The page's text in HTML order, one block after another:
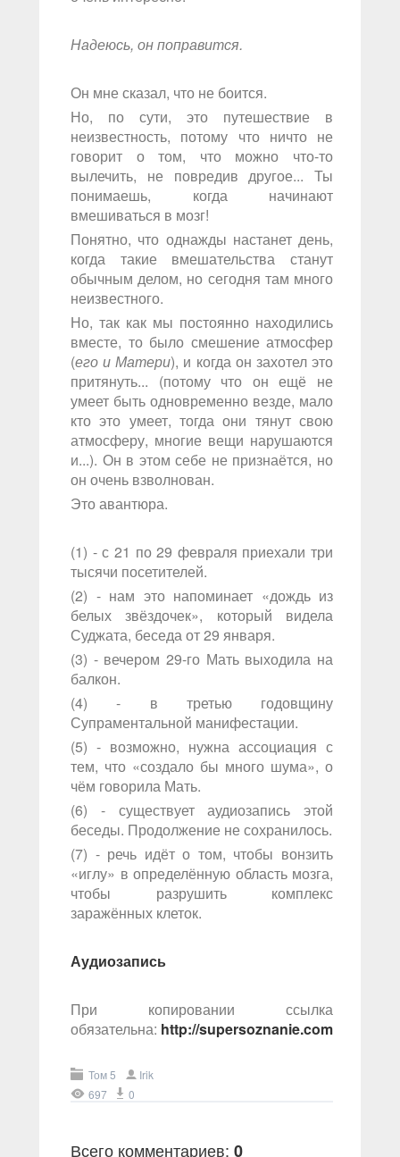
Надеюсь, он поправится.
Он мне сказал, что не боится.
Но, по сути, это путешествие в
неизвестность, потому что ничто не
говорит о том, что можно что-то
вылечить, не повредив другое... Ты
понимаешь, когда начинают
вмешиваться в мозг!
Понятно, что однажды настанет день,
когда такие вмешательства станут
обычным делом, но сегодня там много
неизвестного.
Но, так как мы постоянно находились
вместе, то было смешение атмосфер
(его и Матери), и когда он захотел это
притянуть... (потому что он ещё не
умеет быть одновременно везде, мало
кто это умеет, тогда они тянут свою
атмосферу, многие вещи нарушаются
и...). Он в этом себе не признаётся, но
он очень взволнован.
Это авантюра.
(1) - с 21 по 29 февраля приехали три
тысячи посетителей.
(2) - нам это напоминает «дождь из
белых звёздочек», который видела
Суджата, беседа от 29 января.
(3) - вечером 29-го Мать выходила на
балкон.
(4) - в третью годовщину
Супраментальной манифестации.
(5) - возможно, нужна ассоциация с
тем, что «создало бы много шума», о
чём говорила Мать.
(6) - существует аудиозапись этой
беседы. Продолжение не сохранилось.
(7) - речь идёт о том, чтобы вонзить
«иглу» в определённую область мозга,
чтобы разрушить комплекс
заражённых клеток.
Аудиозапись
При копировании ссылка
обязательна: http://supersoznanie.com
Том 5
Irik
697
0
Всего комментариев: 0